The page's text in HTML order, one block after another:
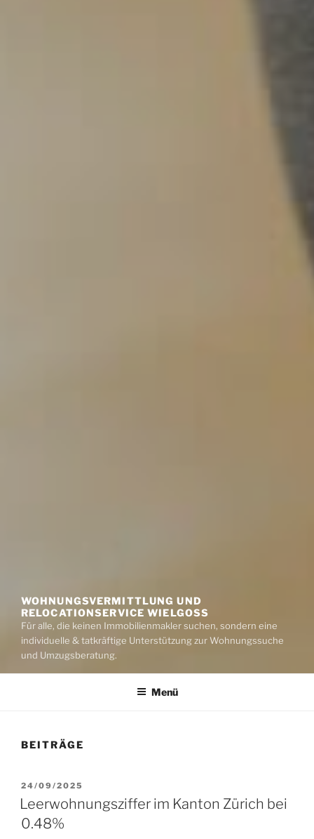
WOHNUNGSVERMITTLUNG UND
RELOCATIONSERVICE WIELGOSS
Für alle, die keinen Immobilienmakler suchen, sondern eine
individuelle & tatkräftige Unterstützung zur Wohnungssuche
und Umzugsberatung.
Menü
BEITRÄGE
VERÖFFENTLICHT
AM
24/09/2025
Leerwohnungsziffer im Kanton Zürich bei
0.48%